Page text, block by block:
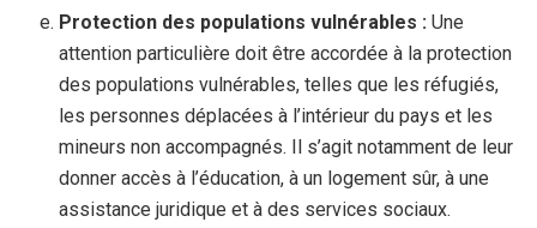
Protection des populations vulnérables : Une
attention particulière doit être accordée à la protection
des populations vulnérables, telles que les réfugiés,
les personnes déplacées à l’intérieur du pays et les
mineurs non accompagnés. Il s’agit notamment de leur
donner accès à l’éducation, à un logement sûr, à une
assistance juridique et à des services sociaux.